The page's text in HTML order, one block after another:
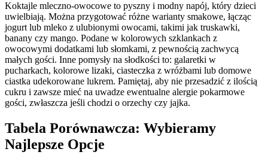
Koktajle mleczno-owocowe to pyszny i modny napój, który dzieci
uwielbiają. Można przygotować różne warianty smakowe, łącząc
jogurt lub mleko z ulubionymi owocami, takimi jak truskawki,
banany czy mango. Podane w kolorowych szklankach z
owocowymi dodatkami lub słomkami, z pewnością zachwycą
małych gości. Inne pomysły na słodkości to: galaretki w
pucharkach, kolorowe lizaki, ciasteczka z wróżbami lub domowe
ciastka udekorowane lukrem. Pamiętaj, aby nie przesadzić z ilością
cukru i zawsze mieć na uwadze ewentualne alergie pokarmowe
gości, zwłaszcza jeśli chodzi o orzechy czy jajka.
Tabela Porównawcza: Wybieramy
Najlepsze Opcje